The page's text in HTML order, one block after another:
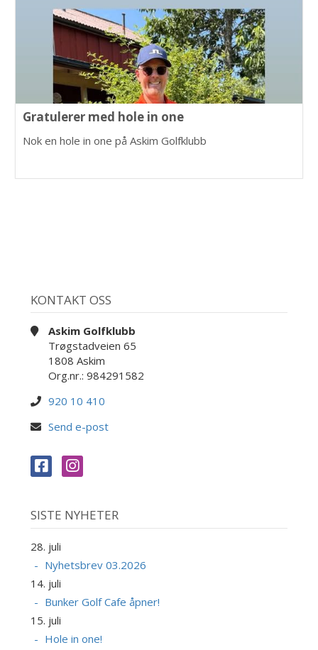
Gratulerer med hole in one
Nok en hole in one på Askim Golfklubb
KONTAKT OSS
Askim Golfklubb
Trøgstadveien 65
1808 Askim
Org.nr.: 984291582
920 10 410
Send e-post
SISTE NYHETER
28. juli
Nyhetsbrev 03.2026
14. juli
Bunker Golf Cafe åpner!
15. juli
Hole in one!